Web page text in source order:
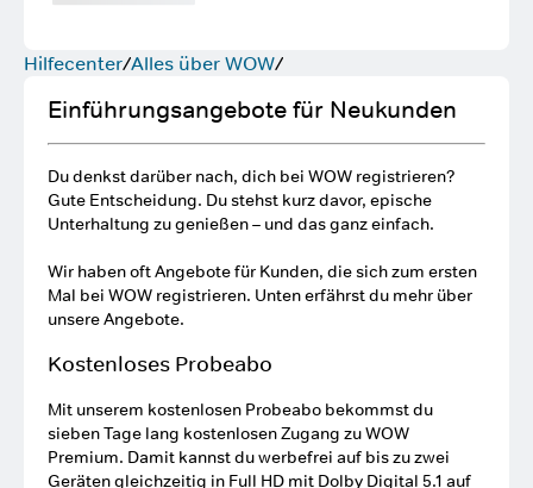
Hilfecenter Alles über WOW
Einführungsangebote für Neukunden
Du denkst darüber nach, dich bei WOW registrieren?
Gute Entscheidung. Du stehst kurz davor, epische
Unterhaltung zu genießen – und das ganz einfach.
Wir haben oft Angebote für Kunden, die sich zum ersten
Mal bei WOW registrieren. Unten erfährst du mehr über
unsere Angebote.
Kostenloses Probeabo
Mit unserem kostenlosen Probeabo bekommst du
sieben Tage lang kostenlosen Zugang zu WOW
Premium. Damit kannst du werbefrei auf bis zu zwei
Geräten gleichzeitig in Full HD mit Dolby Digital 5.1 auf